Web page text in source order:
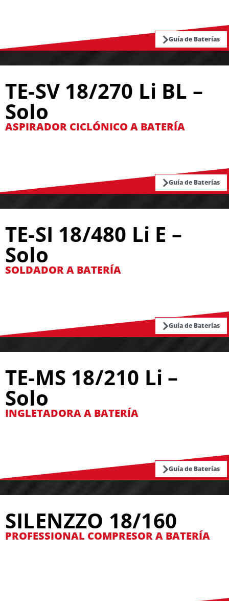
Guía de Baterías
TE-SV 18/270 Li BL –
Solo
ASPIRADOR CICLÓNICO A BATERÍA
Guía de Baterías
TE-SI 18/480 Li E –
Solo
SOLDADOR A BATERÍA
Guía de Baterías
TE-MS 18/210 Li –
Solo
INGLETADORA A BATERÍA
Guía de Baterías
SILENZZO 18/160
PROFESSIONAL COMPRESOR A BATERÍA